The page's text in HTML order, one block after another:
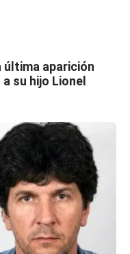
última aparición
su hijo Lionel